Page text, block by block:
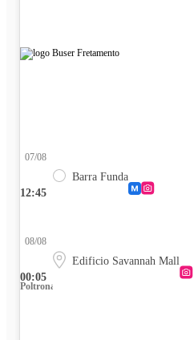
12:45
07/08
Barra Funda
00:05
08/08
Edificio Savannah Mall
Poltrona